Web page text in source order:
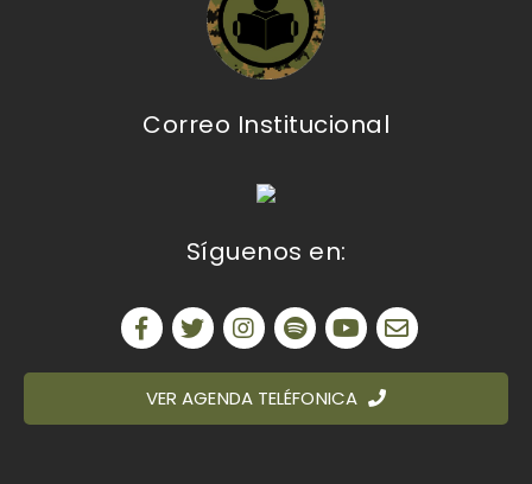
Correo Institucional
Síguenos en:
VER AGENDA TELÉFONICA